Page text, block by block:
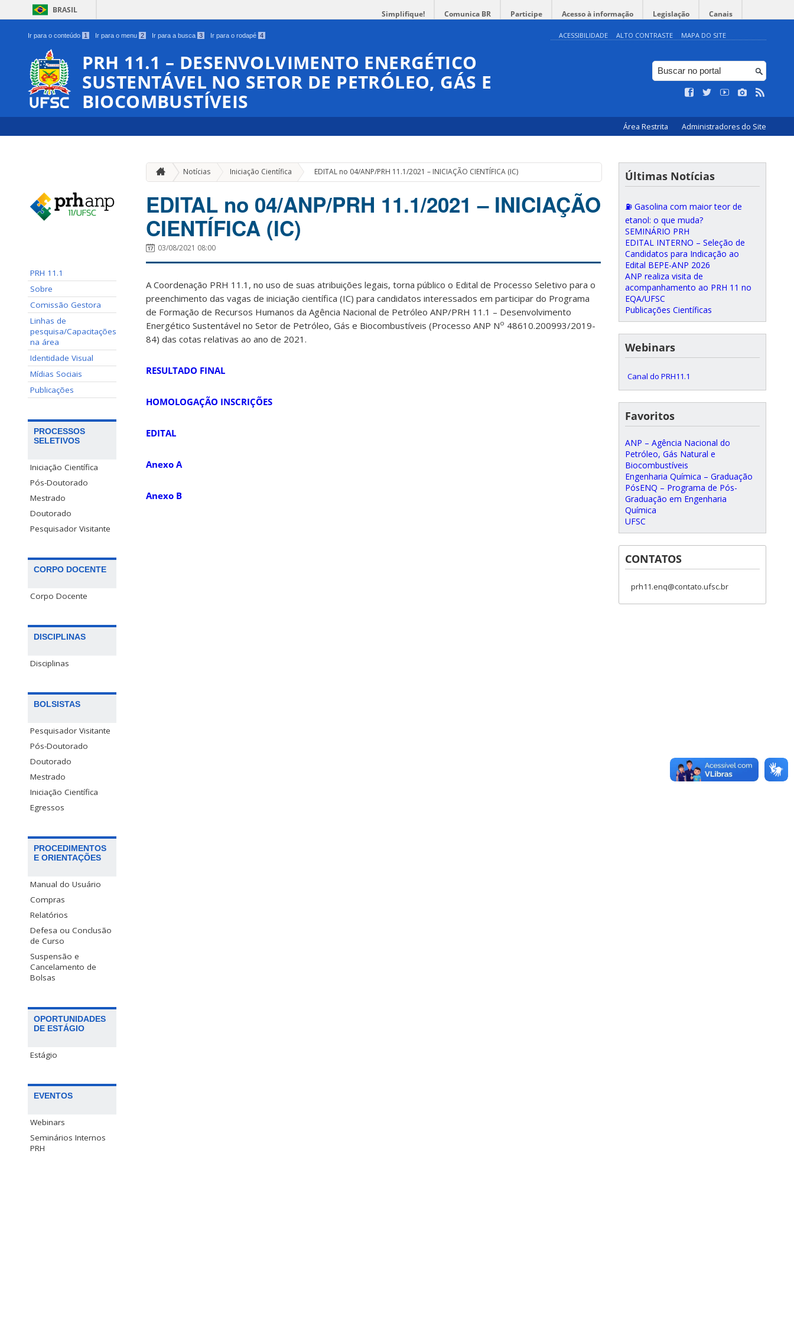
BRASIL Simplifique! Comunica BR Participe Acesso à informação Legislação Canais
Ir para o conteúdo 1 Ir para o menu 2 Ir para a busca 3 Ir para o rodapé 4 ACESSIBILIDADE ALTO CONTRASTE MAPA DO SITE
PRH 11.1 – DESENVOLVIMENTO ENERGÉTICO
SUSTENTÁVEL NO SETOR DE PETRÓLEO, GÁS E
BIOCOMBUSTÍVEIS
Área Restrita Administradores do Site
PRH 11.1
Sobre
Comissão Gestora
Linhas de
pesquisa/Capacitações
na área
Identidade Visual
Mídias Sociais
Publicações
PROCESSOS
SELETIVOS
Iniciação Científica
Pós-Doutorado
Mestrado
Doutorado
Pesquisador Visitante
CORPO DOCENTE
Corpo Docente
DISCIPLINAS
Disciplinas
BOLSISTAS
Pesquisador Visitante
Pós-Doutorado
Doutorado
Mestrado
Iniciação Científica
Egressos
PROCEDIMENTOS
E ORIENTAÇÕES
Manual do Usuário
Compras
Relatórios
Defesa ou Conclusão
de Curso
Suspensão e
Cancelamento de
Bolsas
OPORTUNIDADES
DE ESTÁGIO
Estágio
EVENTOS
Webinars
Seminários Internos
PRH
Notícias Iniciação Científica » EDITAL no 04/ANP/PRH 11.1/2021 – INICIAÇÃO CIENTÍFICA (IC)
EDITAL no 04/ANP/PRH 11.1/2021 – INICIAÇÃO
CIENTÍFICA (IC)
03/08/2021 08:00
A Coordenação PRH 11.1, no uso de suas atribuições legais, torna público o Edital de Processo Seletivo para o
preenchimento das vagas de iniciação científica (IC) para candidatos interessados em participar do Programa
de Formação de Recursos Humanos da Agência Nacional de Petróleo ANP/PRH 11.1 – Desenvolvimento
Energético Sustentável no Setor de Petróleo, Gás e Biocombustíveis (Processo ANP No 48610.200993/2019-
84) das cotas relativas ao ano de 2021.
RESULTADO FINAL
HOMOLOGAÇÃO INSCRIÇÕES
EDITAL
Anexo A
Anexo B
Últimas Notícias
⛽ Gasolina com maior teor de
etanol: o que muda?
SEMINÁRIO PRH
EDITAL INTERNO – Seleção de
Candidatos para Indicação ao
Edital BEPE-ANP 2026
ANP realiza visita de
acompanhamento ao PRH 11 no
EQA/UFSC
Publicações Científicas
Webinars
Canal do PRH11.1
Favoritos
ANP – Agência Nacional do
Petróleo, Gás Natural e
Biocombustíveis
Engenharia Química – Graduação
PósENQ – Programa de Pós-
Graduação em Engenharia
Química
UFSC
CONTATOS
prh11.enq@contato.ufsc.br